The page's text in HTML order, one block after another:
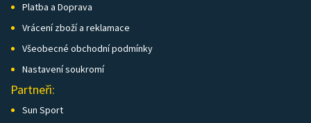
Platba a Doprava
Vrácení zboží a reklamace
Všeobecné obchodní podmínky
Nastavení soukromí
Partneři:
Sun Sport